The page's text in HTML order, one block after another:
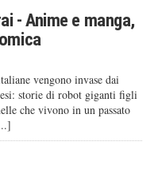
- Anime e manga,
vengono invase dai
storie di robot giganti figli
che vivono in un passato